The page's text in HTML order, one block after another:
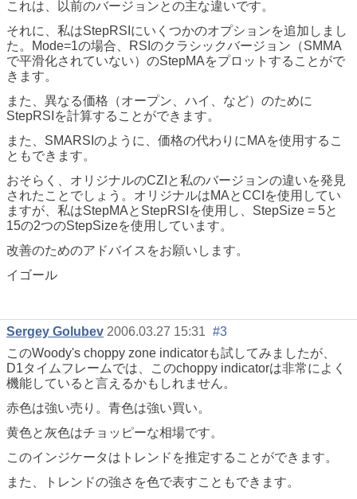
これは、以前のバージョンとの主な違いです。
それに、私はStepRSIにいくつかのオプションを追加しまし
た。Mode=1の場合、RSIのクラシックバージョン（SMMA
で平滑化されていない）のStepMAをプロットすることがで
きます。
また、異なる価格（オープン、ハイ、など）のために
StepRSIを計算することができます。
また、SMARSIのように、価格の代わりにMAを使用するこ
ともできます。
おそらく、オリジナルのCZIと私のバージョンの違いを発見
されたことでしょう。オリジナルはMAとCCIを使用してい
ますが、私はStepMAとStepRSIを使用し、StepSize = 5と
15の2つのStepSizeを使用しています。
改善のためのアドバイスをお願いします。
イゴール
Sergey Golubev 2006.03.27 15:31 #3
このWoody's choppy zone indicatorも試してみましたが、
D1タイムフレームでは、このchoppy indicatorは非常によく
機能していると言えるかもしれません。
赤色は強い売り。青色は強い買い。
黄色と灰色はチョッピーな相場です。
このインジケータはトレンドを推定することができます。
また、トレンドの強さを色で表すこともできます。